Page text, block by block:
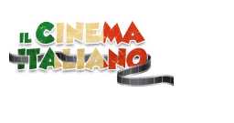
contenuto